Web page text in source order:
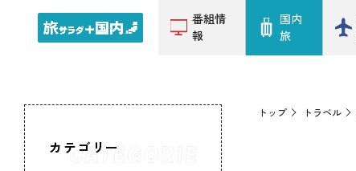
番組情
報
国内
旅
カテゴリー
トップ トラベル